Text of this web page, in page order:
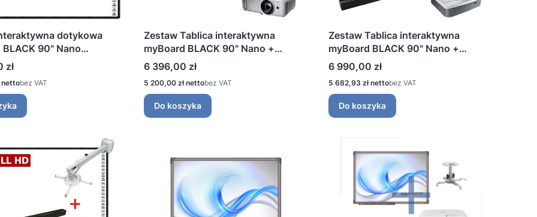
dotykowa
BLACK 90" Nano
zł
bez VAT
Zestaw Tablica interaktywna
myBoard BLACK 90" Nano +
Projektor krótkoogniskowy WXGA
+ Soundbar 2.0
Cena
6 396,00 zł
Cena
5 200,00 zł bez VAT
Do koszyka
Zestaw Tablica interaktywna
myBoard BLACK 90" Nano +
Projektor ultrakrótkoogniskowy
WXGA + Soundbar 2.0
Cena
6 990,00 zł
Cena
5 682,93 zł bez VAT
Do koszyka